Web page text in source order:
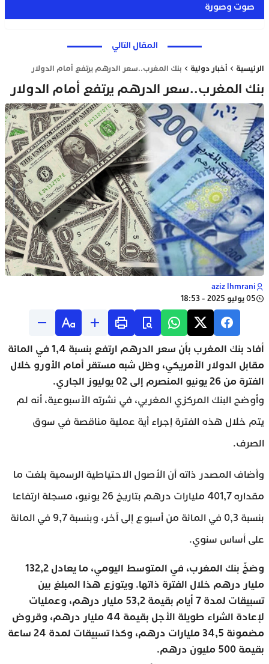
صوت وصورة
المقال التالي
الرئيسية أخبار دولية بنك المغرب..سعر الدرهم يرتفع أمام الدولار
بنك المغرب..سعر الدرهم يرتفع أمام الدولار
aziz lhmrani
05 يوليو 2025 - 18:53
أفاد بنك المغرب بأن سعر الدرهم ارتفع بنسبة 1,4 في المائة
مقابل الدولار الأمريكي، وظل شبه مستقر أمام الأورو خلال
الفترة من 26 يونيو المنصرم إلى 02 يوليوز الجاري.
وأوضح البنك المركزي المغربي، في نشرته الأسبوعية، أنه لم
يتم خلال هذه الفترة إجراء أية عملية مناقصة في سوق
الصرف.
وأضاف المصدر ذاته أن الأصول الاحتياطية الرسمية بلغت ما
مقداره 401,7 مليارات درهم بتاريخ 26 يونيو، مسجلة ارتفاعا
بنسبة 0,3 في المائة من أسبوع إلى آخر، وبنسبة 9,7 في المائة
على أساس سنوي.
وضخّ بنك المغرب، في المتوسط اليومي، ما يعادل 132,2
مليار درهم خلال الفترة ذاتها. ويتوزع هذا المبلغ بين
تسبيقات لمدة 7 أيام بقيمة 53,2 مليار درهم، وعمليات
لإعادة الشراء طويلة الأجل بقيمة 44 مليار درهم، وقروض
مضمونة 34,5 مليارات درهم، وكذا تسبيقات لمدة 24 ساعة
بقيمة 500 مليون درهم.